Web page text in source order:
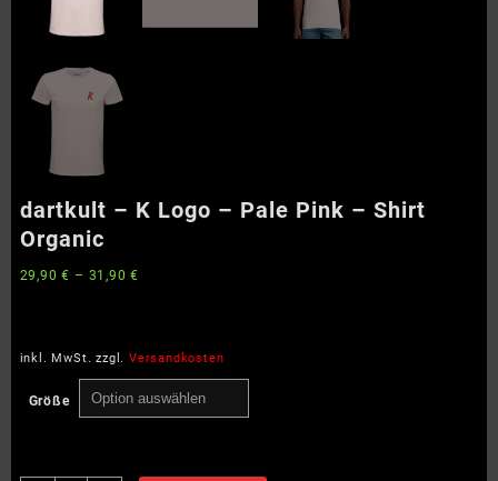
dartkult – K Logo – Pale Pink – Shirt
Organic
29,90€ – 31,90€
inkl. MwSt. zzgl. Versandkosten
Größe